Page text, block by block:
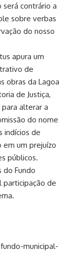
será contrário a
sobre verbas
do nosso
apura um
de
obras da Lagoa
de Justiça,
alterar a
do nome
de
em um prejuízo
públicos.
do Fundo
participação de
municipal-